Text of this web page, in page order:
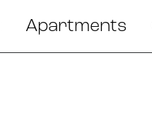
Apartments